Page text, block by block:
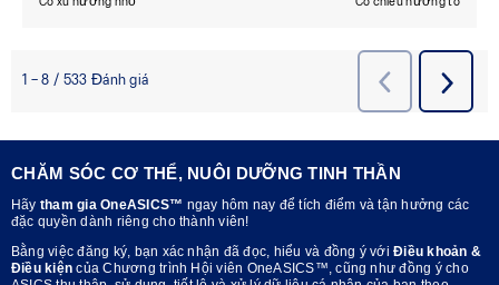
CHĂM SÓC CƠ THỂ, NUÔI DƯỠNG TINH THẦN
Hãy tham gia OneASICS™ ngay hôm nay để tích điểm và tận hưởng các
đặc quyền dành riêng cho thành viên!
Bằng việc đăng ký, bạn xác nhận đã đọc, hiểu và đồng ý với Điều khoản &
Điều kiện của Chương trình Hội viên OneASICS™, cũng như đồng ý cho